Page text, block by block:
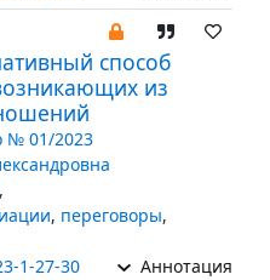
способ
из
№ 01/2023
,
, переговоры,
1-27-30 Аннотация